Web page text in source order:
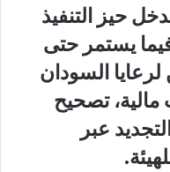
حيز التنفيذ
من 19 مايو 2025، فيما يستمر حتى
لرعايا السودان
تصحيح
عبر